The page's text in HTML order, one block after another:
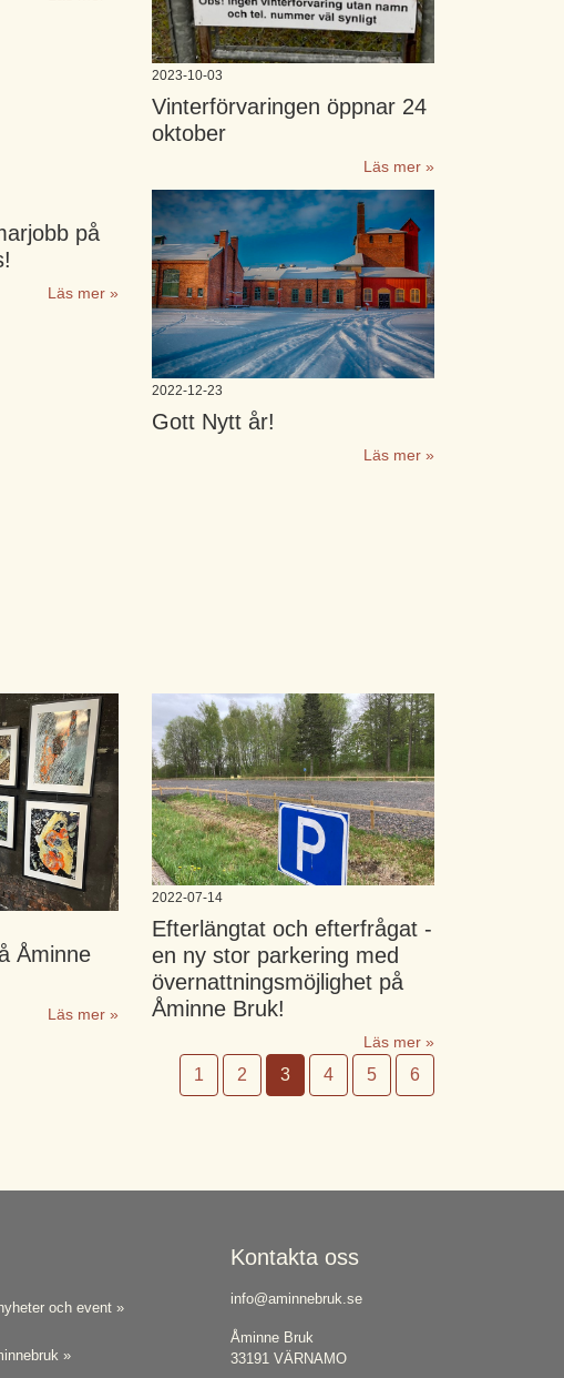
2023-10-03
Vinterförvaringen öppnar 24
oktober
Läs mer »
på
Läs mer »
2022-12-23
Gott Nytt år!
Läs mer »
Åminne
Läs mer »
2022-07-14
Efterlängtat och efterfrågat -
en ny stor parkering med
övernattningsmöjlighet på
Åminne Bruk!
Läs mer »
1 2 3 4 5 6
och event »
»
Kontakta oss
info@aminnebruk.se
Åminne Bruk
33191 VÄRNAMO